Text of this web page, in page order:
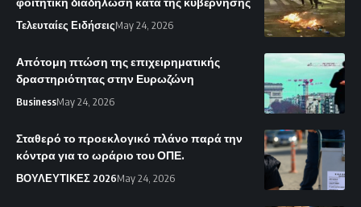
Τελευταίες ΕιδήσειςMay 24, 2026
Απότομη πτώση της επιχειρηματικής
δραστηριότητας στην Ευρωζώνη
BusinessMay 24, 2026
Σταθερό το προεκλογικό πλάνο παρά την
κόντρα για το ωράριο του ΟΠΕ.
ΒΟΥΛΕΥΤΙΚΕΣ 2026May 24, 2026